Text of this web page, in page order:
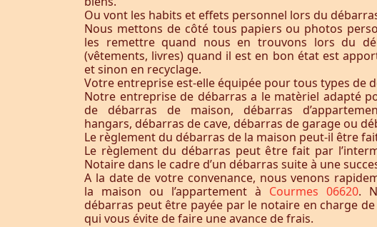
Ou vont les habits et effets personnel lors du
Nous mettons de côté tous papiers ou photos
les remettre quand nous en trouvons lors du
(vêtements, livres) quand il est en bon état est
et sinon en recyclage.
Votre entreprise est-elle équipée pour tous types de
Notre entreprise de débarras a le matèriel adapté
de débarras de maison, débarras
hangars, débarras de cave, débarras de garage ou
Le règlement du débarras de la maison peut-il être
Le règlement du débarras peut être fait par
Notaire dans le cadre d’un débarras suite à une
A la date de votre convenance, nous venons
la maison ou l’appartement à Courmes 06620.
débarras peut être payée par le notaire en charge de
qui vous évite de faire une avance de frais.